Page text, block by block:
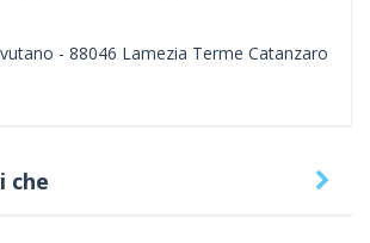
- 88046 Lamezia Terme Catanzaro
che